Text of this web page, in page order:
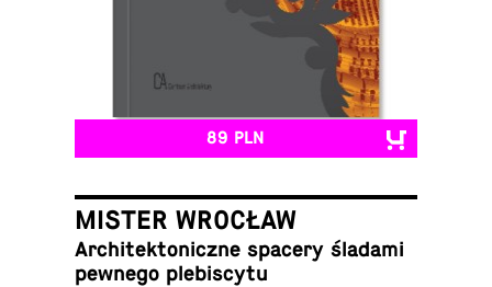
89 PLN
MISTER WROCŁAW
Ar­chi­tek­to­nicz­ne spacery śladami
pewnego plebiscytu